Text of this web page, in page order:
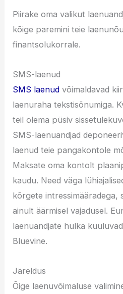
Piirake oma valikut
kõige paremini teie
finantsolukorrale.
SMS-laenud
SMS laenud võimaldavad
laenuraha tekstisõnumiga.
teil olema püsiv
SMS-laenuandjad
laenud teie pangakontole
Maksate oma kontolt
kaudu. Need väga
kõrgete intressimääradega,
ainult äärmisel vajadusel.
laenuandjate hulka
Bluevine.
Järeldus
Õige laenuvõimaluse